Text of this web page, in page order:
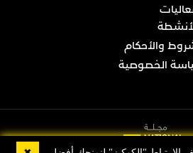
والأحكام
الخصوصية